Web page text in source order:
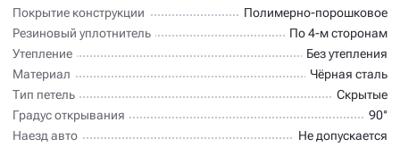
Покрытие конструкции
Полимерно-порошковое
Резиновый уплотнитель
По 4-м сторонам
Утепление
Без утепления
Материал
Чёрная сталь
Тип петель
Скрытые
Градус открывания
90°
Наезд авто
Не допускается